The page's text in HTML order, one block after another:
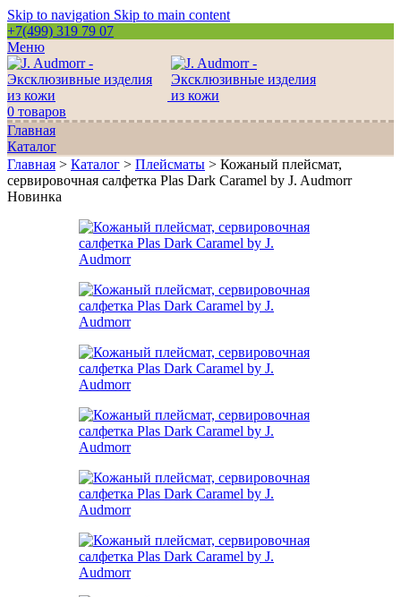
Skip to navigation Skip to main content
+7(499) 319 79 07
Меню
0 товаров
Главная
Каталог
Главная > Каталог > Плейсматы > Кожаный плейсмат,
сервировочная салфетка Plas Dark Caramel by J. Audmorr
Новинка